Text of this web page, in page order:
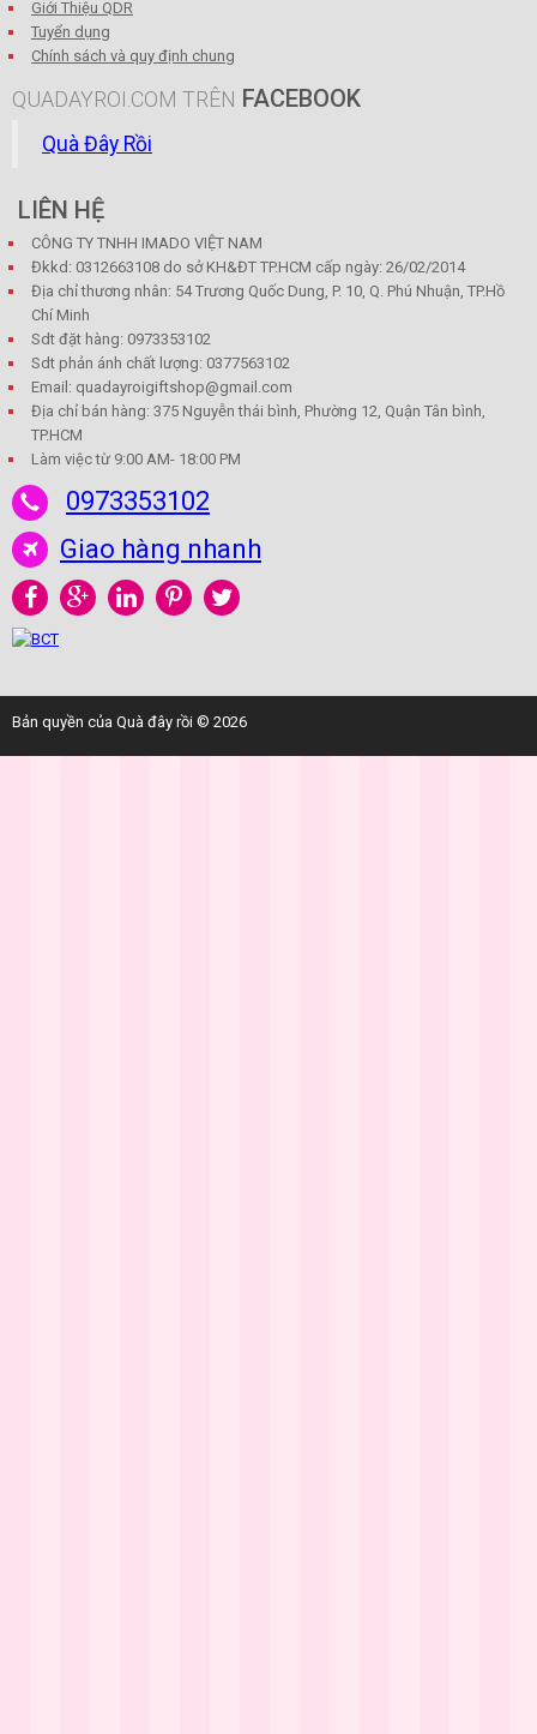
Giới Thiệu QDR
Tuyển dụng
Chính sách và quy định chung
QUADAYROI.COM TRÊN FACEBOOK
Quà Đây Rồi
LIÊN HỆ
CÔNG TY TNHH IMADO VIỆT NAM
Đkkd: 0312663108 do sở KH&ĐT TP.HCM cấp ngày: 26/02/2014
Địa chỉ thương nhân: 54 Trương Quốc Dung, P. 10, Q. Phú Nhuận, TP.Hồ
Chí Minh
Sdt đặt hàng: 0973353102
Sdt phản ánh chất lượng: 0377563102
Email: quadayroigiftshop@gmail.com
Địa chỉ bán hàng: 375 Nguyễn thái bình, Phường 12, Quận Tân bình,
TP.HCM
Làm việc từ 9:00 AM- 18:00 PM
0973353102
Giao hàng nhanh
Bản quyền của Quà đây rồi © 2026